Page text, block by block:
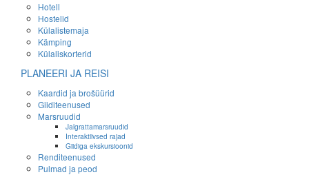
Hotell
Hostelid
Külalistemaja
Kämping
Külaliskorterid
PLANEERI JA REISI
Kaardid ja brošüürid
Giiditeenused
Marsruudid
Jalgrattamarsruudid
Interaktiivsed rajad
Giidiga ekskursioonid
Renditeenused
Pulmad ja peod